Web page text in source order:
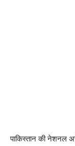
पाकिस्तान की नेशनल